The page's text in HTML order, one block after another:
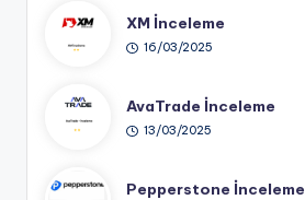
XM İnceleme
16/03/2025
AvaTrade İnceleme
13/03/2025
Pepperstone İnceleme